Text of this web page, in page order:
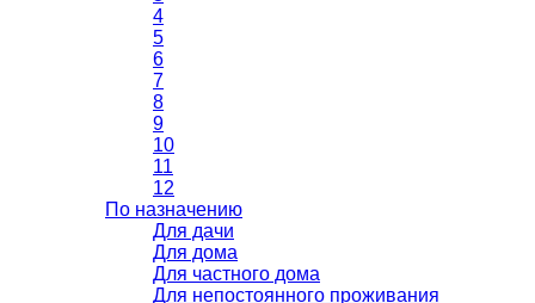
4
5
6
7
8
9
10
11
12
По назначению
Для дачи
Для дома
Для частного дома
Для непостоянного проживания